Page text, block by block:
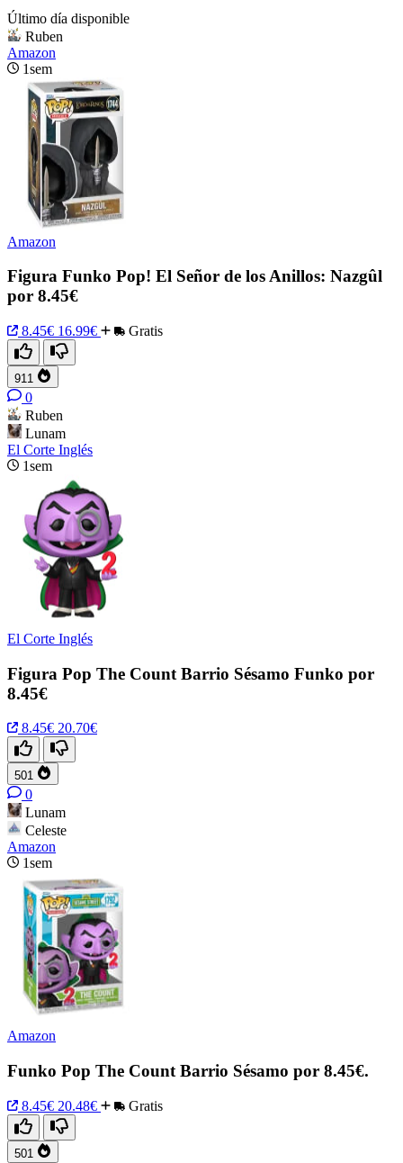
Último día disponible
Ruben
Amazon
1sem
Amazon
Figura Funko Pop! El Señor de los Anillos: Nazgûl
por 8.45€
8.45€ 16.99€ Gratis
911
0
Ruben
Lunam
El Corte Inglés
1sem
El Corte Inglés
Figura Pop The Count Barrio Sésamo Funko por
8.45€
8.45€ 20.70€
501
0
Lunam
Celeste
Amazon
1sem
Amazon
Funko Pop The Count Barrio Sésamo por 8.45€.
8.45€ 20.48€ Gratis
501